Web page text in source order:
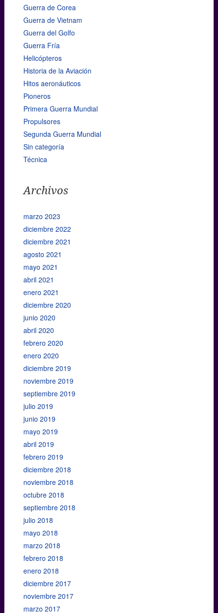
Guerra de Corea
Guerra de Vietnam
Guerra del Golfo
Guerra Fría
Helicópteros
Historia de la Aviación
Hitos aeronáuticos
Pioneros
Primera Guerra Mundial
Propulsores
Segunda Guerra Mundial
Sin categoría
Técnica
Archivos
marzo 2023
diciembre 2022
diciembre 2021
agosto 2021
mayo 2021
abril 2021
enero 2021
diciembre 2020
junio 2020
abril 2020
febrero 2020
enero 2020
diciembre 2019
noviembre 2019
septiembre 2019
julio 2019
junio 2019
mayo 2019
abril 2019
febrero 2019
diciembre 2018
noviembre 2018
octubre 2018
septiembre 2018
julio 2018
mayo 2018
marzo 2018
febrero 2018
enero 2018
diciembre 2017
noviembre 2017
marzo 2017